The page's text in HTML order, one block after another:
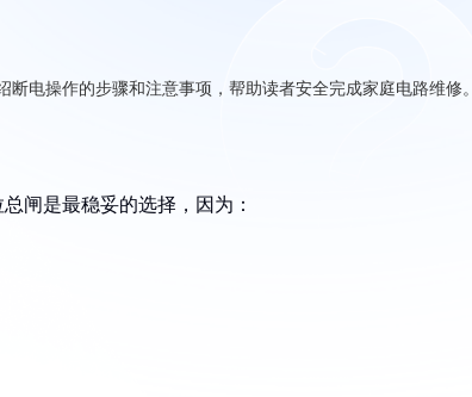
电操作的步骤和注意事项，帮助读者安全完成家庭电路维修。
闸是最稳妥的选择，因为：